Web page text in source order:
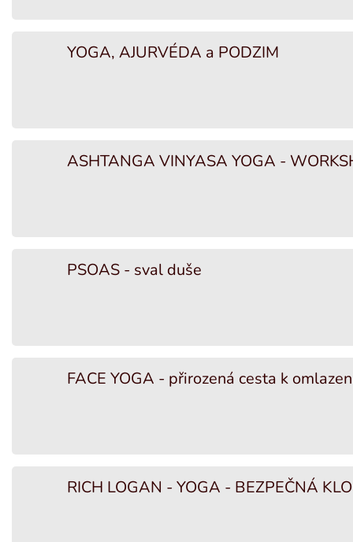
YOGA, AJURVÉDA a PODZIM
ASHTANGA VINYASA YOGA -
PSOAS - sval duše
FACE YOGA - přirozená cesta k
RICH LOGAN - YOGA - BEZPEČNÁ